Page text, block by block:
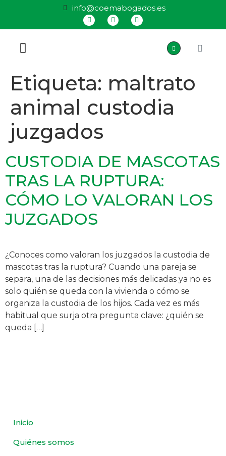
info@coemabogados.es
Etiqueta: maltrato
animal custodia
juzgados
CUSTODIA DE MASCOTAS
TRAS LA RUPTURA:
CÓMO LO VALORAN LOS
JUZGADOS
¿Conoces como valoran los juzgados la custodia de
mascotas tras la ruptura? Cuando una pareja se
separa, una de las decisiones más delicadas ya no es
solo quién se queda con la vivienda o cómo se
organiza la custodia de los hijos. Cada vez es más
habitual que surja otra pregunta clave: ¿quién se
queda […]
Inicio
Quiénes somos